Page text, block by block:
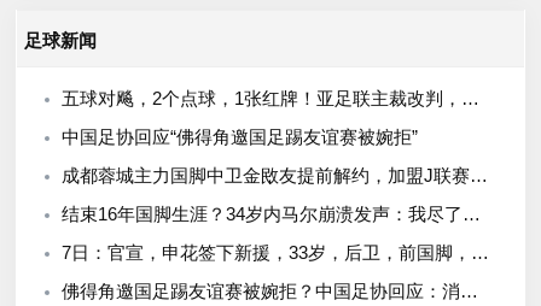
足球新闻
五球对飚，2个点球，1张红牌！亚足联主裁改判，世界杯东道主难了
中国足协回应“佛得角邀国足踢友谊赛被婉拒”
成都蓉城主力国脚中卫金敃友提前解约，加盟J联赛引发球迷意外
结束16年国脚生涯？34岁内马尔崩溃发声：我尽了全力！但一切都已结束
7日：官宣，申花签下新援，33岁，后卫，前国脚，高准翼2000万报价被放弃
佛得角邀国足踢友谊赛被婉拒？中国足协回应：消息不实